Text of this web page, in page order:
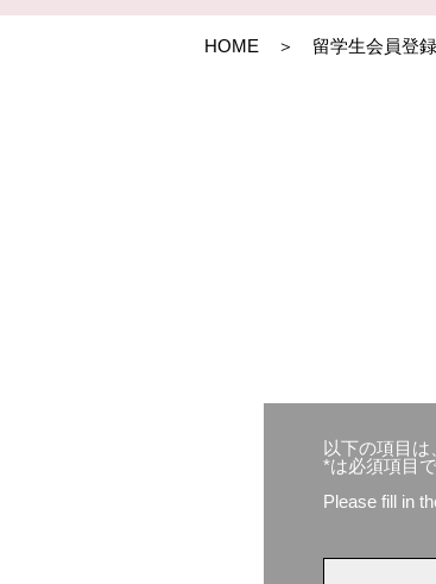
HOME ＞ 留学生会員登録
以下の項目
*は必須項目で
Please fill in